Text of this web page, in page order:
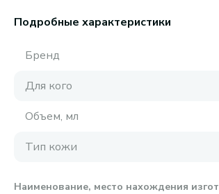
Подробные характеристики
Бренд
Для кого
Объем, мл
Тип кожи
Наименование, место нахождения